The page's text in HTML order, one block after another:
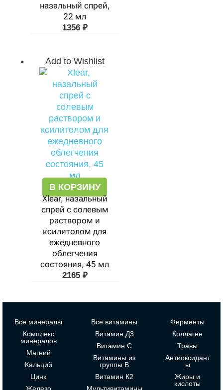
назальный спрей,
22 мл
1356 ₽
Add to Wishlist
В КОРЗИНУ
Xlear, назальный
спрей с солевым
раствором и
ксилитолом для
ежедневного
облегчения
состояния, 45 мл
2165 ₽
Все минералы
Комплекс
минералов
Магний
Кальций
Цинк
Все витамины
Витамин Д3
Витамин С
Витамины из
группы В
Витамин К2
Ферменты
Коллаген
Травы
Антиоксидант
ы
Жиры и
кислоты